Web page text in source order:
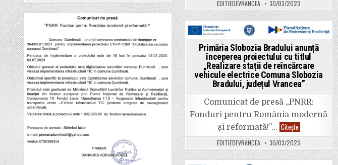
anunță
începerea
proiectului
„Transpunerea
în
GIS
a
documentațiilor
de
amenajare
a
teritoriului
și
de
planificare
urbană
în
comuna
Urechești,
județul
Vrancea;
Realizare
stații
EDITIEDEVRANCEA 30/03/2023
anunță
începerea
cu
„Reabilitare
moderată
clădirilor
publice
Comuna
Vizantea-
județul
Vrancea”
in
in
Primăria Slobozia Bradului anunță
începerea proiectului cu titlul
„Realizare stații de reîncărcare
vehicule electrice Comuna Slobozia
Bradului, județul Vrancea”
Comunicat de presă „PNRR:
Fonduri pentru România modernă
și reformată!”… CiteștePrimăria
Slobozia
Bradului
anunță
începerea
proiectului
EDITIEDEVRANCEA 30/03/2023